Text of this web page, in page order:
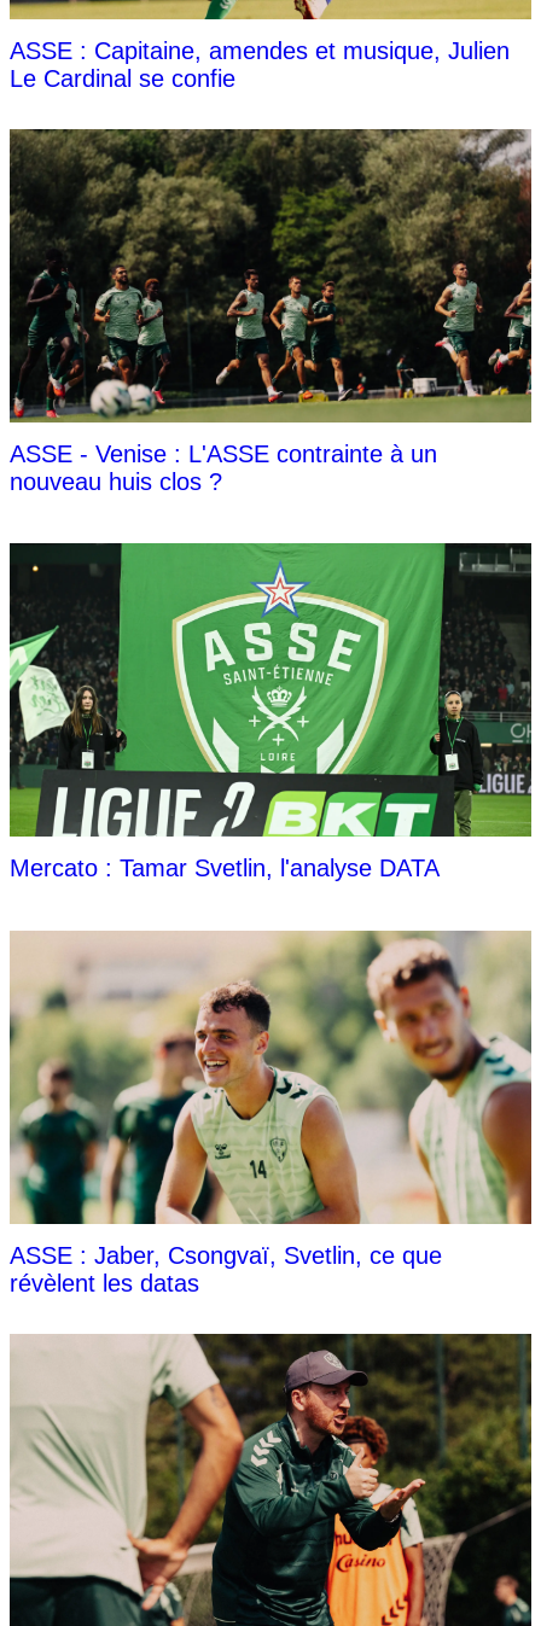
ASSE : Capitaine, amendes et musique, Julien
Le Cardinal se confie
ASSE - Venise : L'ASSE contrainte à un
nouveau huis clos ?
Mercato : Tamar Svetlin, l'analyse DATA
ASSE : Jaber, Csongvaï, Svetlin, ce que
révèlent les datas